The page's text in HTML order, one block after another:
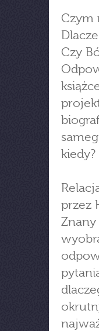
Czym
Czy
kiedy?
przez
Znany